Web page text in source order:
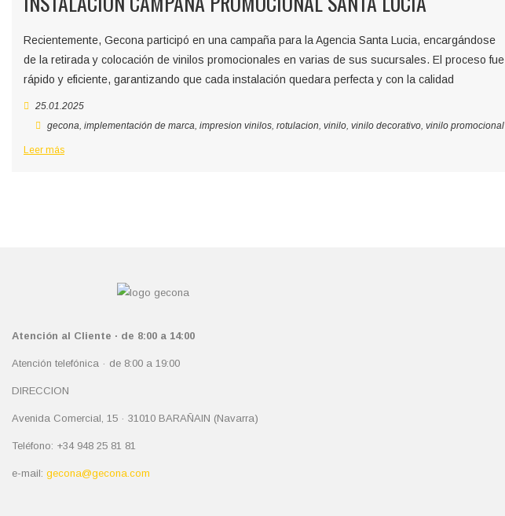
Recientemente, Gecona participó en una campaña para la Agencia Santa Lucia, encargándose
de la retirada y colocación de vinilos promocionales en varias de sus sucursales. El proceso fue
rápido y eficiente, garantizando que cada instalación quedara perfecta y con la calidad
25.01.2025
gecona, implementación de marca, impresion vinilos, rotulacion, vinilo, vinilo decorativo, vinilo promocional
Leer más
Atención al Cliente · de 8:00 a 14:00
Atención telefónica · de 8:00 a 19:00
DIRECCION
Avenida Comercial, 15 · 31010 BARAÑAIN (Navarra)
Teléfono: +34 948 25 81 81
e-mail: gecona@gecona.com